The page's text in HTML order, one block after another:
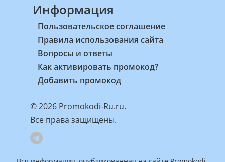
Информация
Пользовательское соглашение
Правила использования сайта
Вопросы и ответы
Как активировать промокод?
Добавить промокод
© 2026 Promokodi-Ru.ru.
Все права защищены.